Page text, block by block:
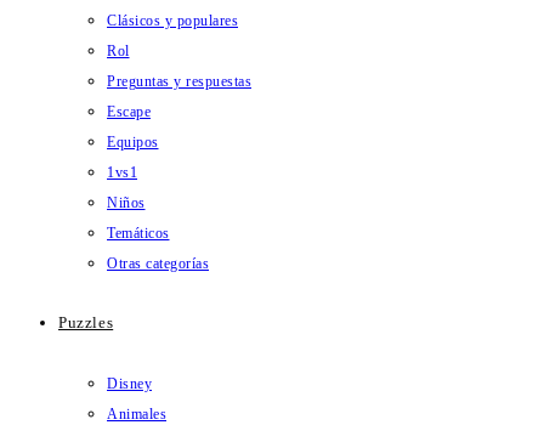
Clásicos y populares
Rol
Preguntas y respuestas
Escape
Equipos
1vs1
Niños
Temáticos
Otras categorías
Puzzles
Disney
Animales